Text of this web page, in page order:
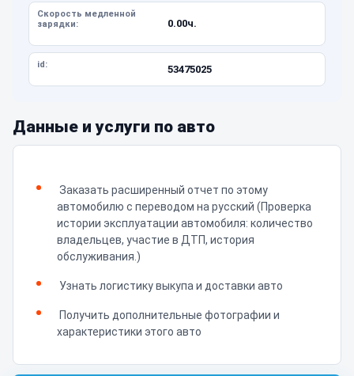
Скорость медленной
зарядки:
0.00ч.
id: 53475025
Данные и услуги по авто
Заказать расширенный отчет по этому
автомобилю с переводом на русский (Проверка
истории эксплуатации автомобиля: количество
владельцев, участие в ДТП, история
обслуживания.)
Узнать логистику выкупа и доставки авто
Получить дополнительные фотографии и
характеристики этого авто